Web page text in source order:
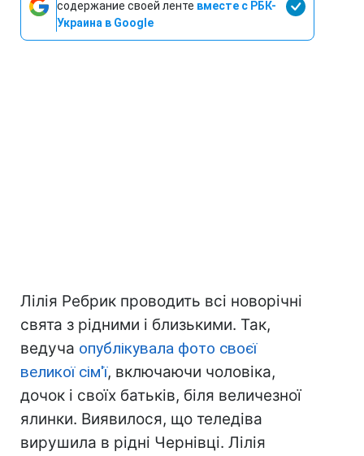
содержание своей ленте вместе с РБК-
Украина в Google
Лілія Ребрик проводить всі новорічні
свята з рідними і близькими. Так,
ведуча опублікувала фото своєї
великої сім'ї, включаючи чоловіка,
дочок і своїх батьків, біля величезної
ялинки. Виявилося, що теледіва
вирушила в рідні Чернівці. Лілія